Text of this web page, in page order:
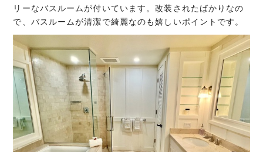
リーなバスルームが付いています。改装されたばかりなの
で、バスルームが清潔で綺麗なのも嬉しいポイントです。